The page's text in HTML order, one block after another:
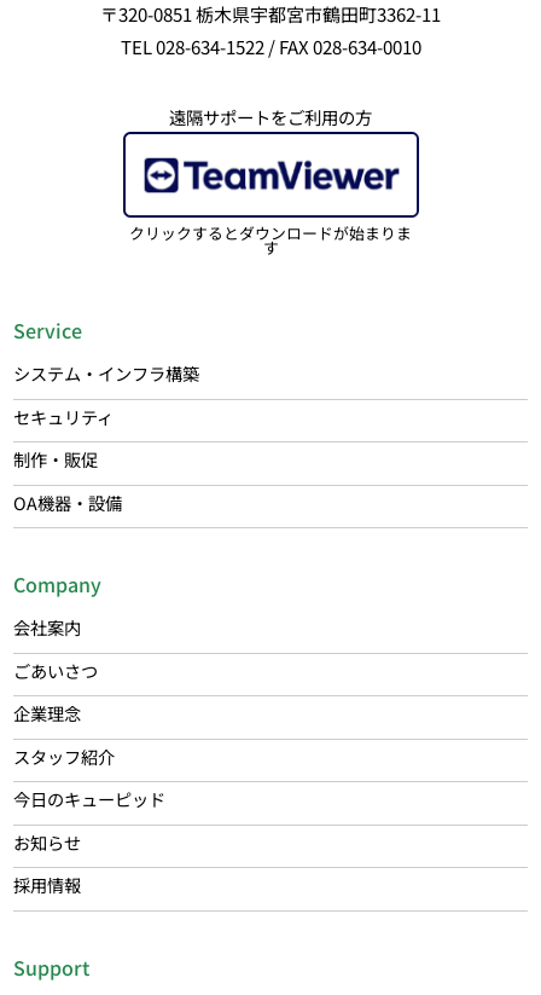
〒320-0851 栃木県宇都宮市鶴田町3362-11
TEL 028-634-1522 / FAX 028-634-0010
遠隔サポートをご利用の方
クリックするとダウンロードが始まりま
す
Service
システム・インフラ構築
セキュリティ
制作・販促
OA機器・設備
Company
会社案内
ごあいさつ
企業理念
スタッフ紹介
今日のキューピッド
お知らせ
採用情報
Support